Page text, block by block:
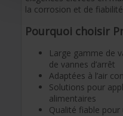
la corrosion et de
Pourquoi choisir
Large gamme de
de vannes d’arrêt
Adaptées à l’air
Solutions pour
alimentaires
Qualité fiable